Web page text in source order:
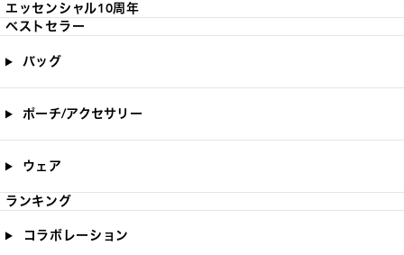
エッセンシャル10周年
ベストセラー
バッグ
ポーチ/アクセサリー
ウェア
ランキング
コラボレーション